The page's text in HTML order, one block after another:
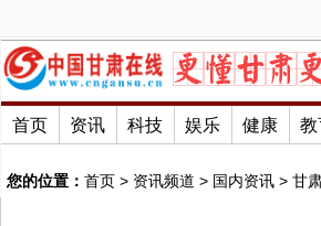
首页 资讯 科技 娱乐 健康 教
您的位置： 首页 > 资讯频道 > 国内资讯 > 甘